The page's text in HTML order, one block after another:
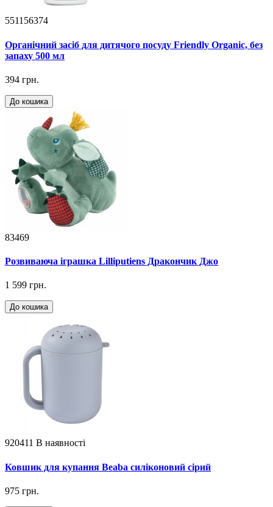
551156374
Органічний засіб для дитячого посуду Friendly Organic, без
запаху 500 мл
394 грн.
До кошика
83469
Розвиваюча іграшка Lilliputiens Дракончик Джо
1 599 грн.
До кошика
920411 В наявності
Ковшик для купання Beaba силіконовий сірий
975 грн.